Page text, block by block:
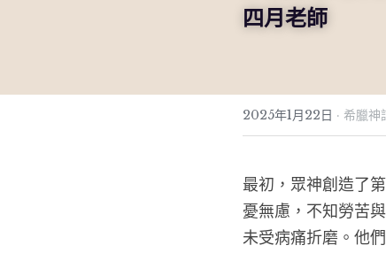
四月老師
2025年1月22日 · 希臘神
最初，眾神創造了
憂無慮，不知勞苦
未受病痛折磨。他